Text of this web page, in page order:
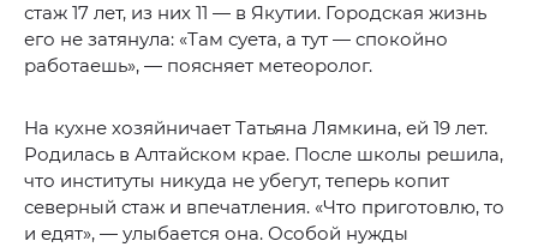
стаж 17 лет, из них 11 — в Якутии. Городская жизнь
его не затянула: «Там суета, а тут — спокойно
работаешь», — поясняет метеоролог.
На кухне хозяйничает Татьяна Лямкина, ей 19 лет.
Родилась в Алтайском крае. После школы решила,
что институты никуда не убегут, теперь копит
северный стаж и впечатления. «Что приготовлю, то
и едят», — улыбается она. Особой нужды